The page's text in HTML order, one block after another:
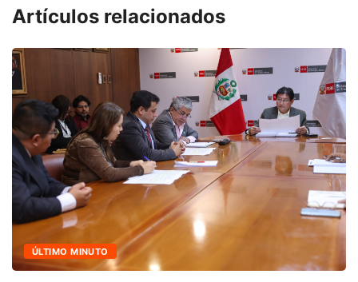
Artículos relacionados
ÚLTIMO MINUTO